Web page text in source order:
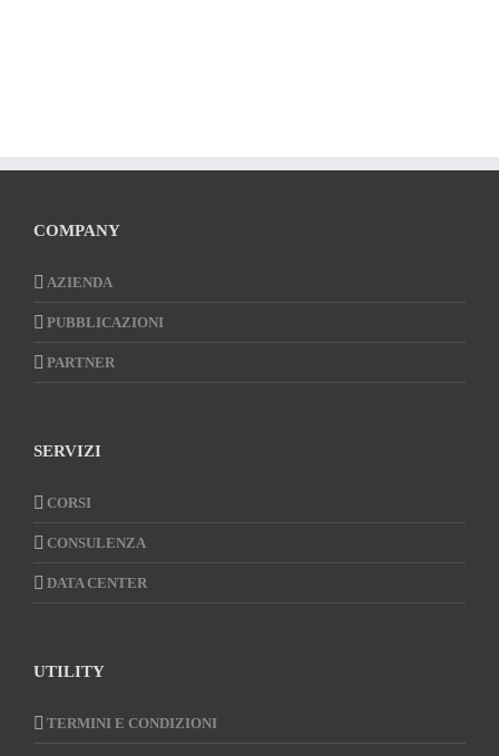
COMPANY
AZIENDA
PUBBLICAZIONI
PARTNER
SERVIZI
CORSI
CONSULENZA
DATA CENTER
UTILITY
TERMINI E CONDIZIONI